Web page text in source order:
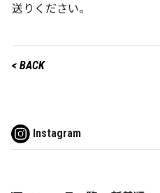
送りください。
< BACK
Instagram